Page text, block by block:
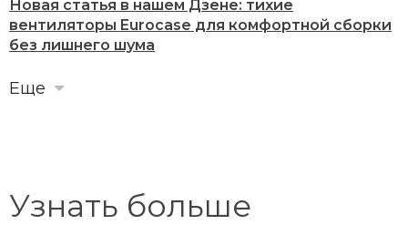
Новая статья в нашем Дзене: тихие
вентиляторы Eurocase для комфортной сборки
без лишнего шума
Еще
Узнать больше